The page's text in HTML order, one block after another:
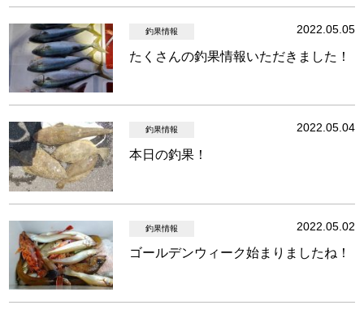
釣果情報 2022.05.05
たくさんの釣果情報いただきました！
釣果情報 2022.05.04
本日の釣果！
釣果情報 2022.05.02
ゴールデンウィーク始まりましたね！